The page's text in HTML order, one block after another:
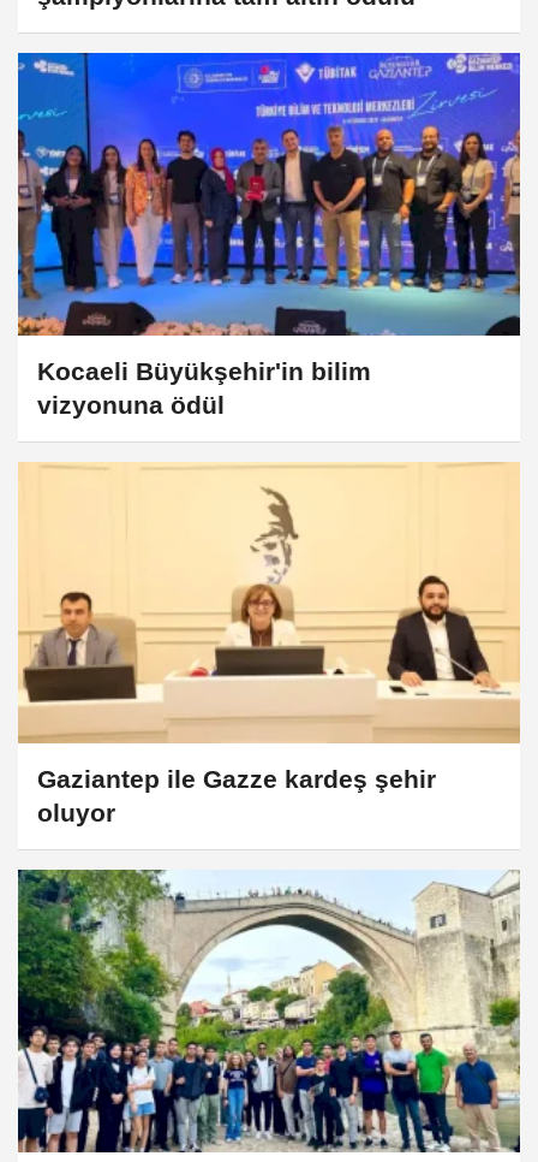
Kocaeli Büyükşehir'in bilim
vizyonuna ödül
Gaziantep ile Gazze kardeş şehir
oluyor